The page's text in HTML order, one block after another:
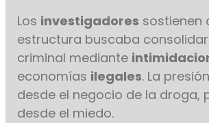
Los investigadores sostienen
estructura buscaba
criminal mediante
economías ilegales. La
desde el negocio de la droga,
desde el miedo.